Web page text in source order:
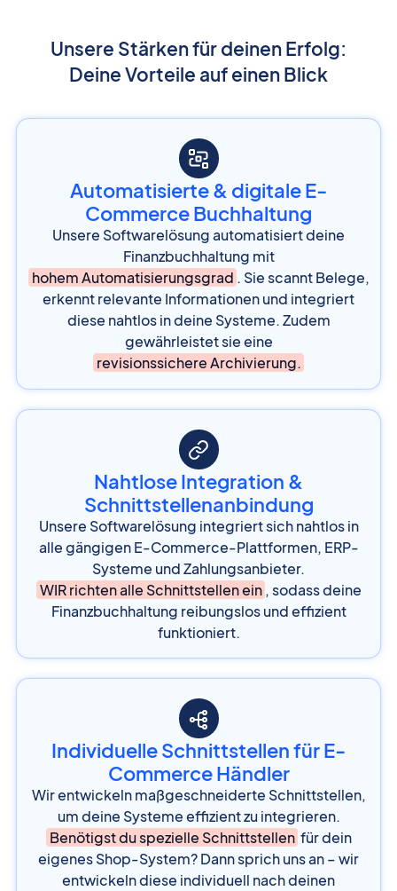
Unsere Stärken für deinen Erfolg:
Deine Vorteile auf einen Blick
Automatisierte & digitale E-
Commerce Buchhaltung
Unsere Softwarelösung automatisiert deine
Finanzbuchhaltung mit
hohem Automatisierungsgrad . Sie scannt Belege,
erkennt relevante Informationen und integriert
diese nahtlos in deine Systeme. Zudem
gewährleistet sie eine
revisionssichere Archivierung.
Nahtlose Integration &
Schnittstellenanbindung
Unsere Softwarelösung integriert sich nahtlos in
alle gängigen E-Commerce-Plattformen, ERP-
Systeme und Zahlungsanbieter.
WIR richten alle Schnittstellen ein , sodass deine
Finanzbuchhaltung reibungslos und effizient
funktioniert.
Individuelle Schnittstellen für E-
Commerce Händler
Wir entwickeln maßgeschneiderte Schnittstellen,
um deine Systeme effizient zu integrieren.
Benötigst du spezielle Schnittstellen für dein
eigenes Shop-System? Dann sprich uns an – wir
entwickeln diese individuell nach deinen